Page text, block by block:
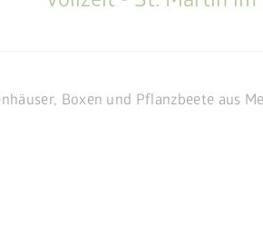
Boxen und Pflanzbeete aus